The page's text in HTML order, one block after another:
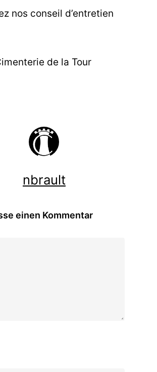
nos conseil d’entretien
de la Tour
nbrault
einen Kommentar